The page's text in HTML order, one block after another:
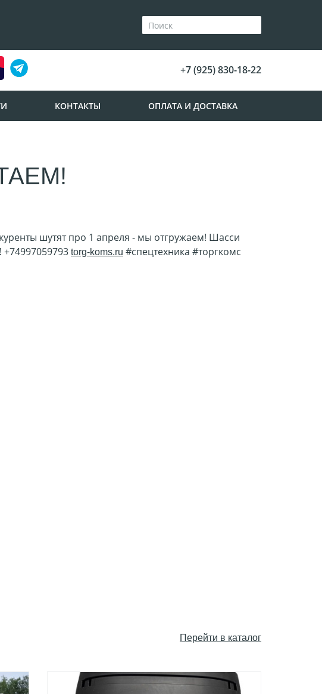
+7 (925) 830-18-22
КОНТАКТЫ ОПЛАТА И ДОСТАВКА
шутят про 1 апреля - мы отгружаем! Шасси
+74997059793 torg-koms.ru #спецтехника #торгкомс
Пeрейти в каталог